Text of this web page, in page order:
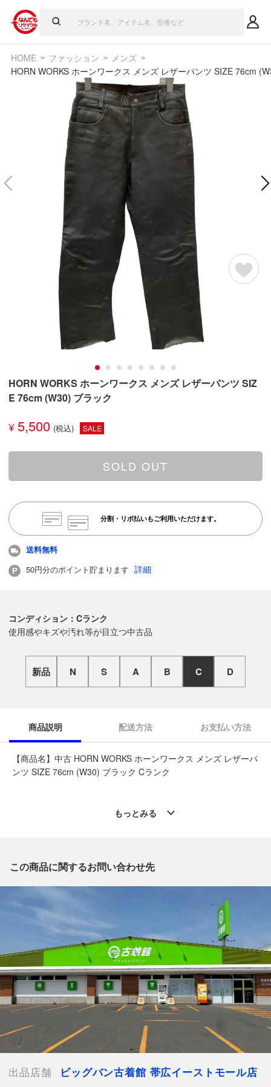
HOME ファッション
メンズ
HORN WORKS ホーンワークス メンズ レザーパンツ SIZE 76cm
HORN WORKS ホーンワークス メンズ レザーパンツ SIZ
E 76cm (W30) ブラック
¥ 5,500 SALE
SOLD OUT
分割・リボ払いもご利用いただけます。
送料無料
50円分のポイント貯まります 詳細
コンディション：Cランク
使用感やキズや汚れ等が目立つ中古品
新品 N S A B C D
商品説明 配送方法 お支払い方法
【商品名】中古 HORN WORKS ホーンワークス メンズ レザーパ
ンツ SIZE 76cm (W30) ブラック Cランク
※「なんでもリサイクルビッグバン 公式オンラインストアの出
電話番号：0155-67-8571
【店舗内商品コード】1002100933089
【メーカー】HORN WORKS
【対象】メンズ
【カラー】ブラック
【総丈】約103cm
【ウエスト】約76cm
【付属品】なし
【ランク】Cランク
使用感やキズや汚れ等が目立つ中古品
【使用予定配送業者】佐川急便 飛脚宅配便80サイズ
【こちらの商品は在庫連動システムを導入し、店頭や他ネットシ
ョップと併売を行なっておりますが、
タイミングによりシステムの反映が間に合わず欠品となってしま
もっとみる
この商品に関するお問い合わせ先
出品店舗
ビッグバン古着館 帯広イーストモール店